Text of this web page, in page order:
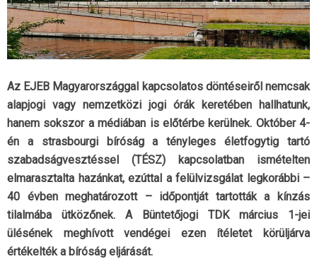
Az EJEB Magyarországgal kapcsolatos döntéseiről nemcsak
alapjogi vagy nemzetközi jogi órák keretében hallhatunk,
hanem sokszor a médiában is előtérbe kerülnek. Október 4-
én a strasbourgi bíróság a tényleges életfogytig tartó
szabadságvesztéssel (TÉSZ) kapcsolatban ismételten
elmarasztalta hazánkat, ezúttal a felülvizsgálat legkorábbi –
40 évben meghatározott – időpontját tartották a kínzás
tilalmába ütközőnek. A Büntetőjogi TDK március 1-jei
ülésének meghívott vendégei ezen ítéletet körüljárva
értékelték a bíróság eljárását.